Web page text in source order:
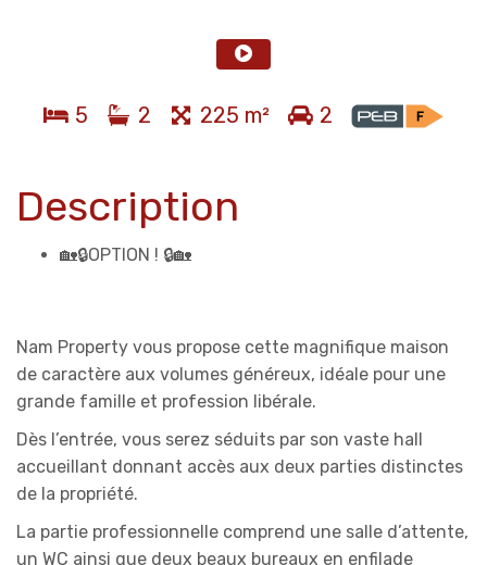
5 2 225 m² 2
Description
🏡🔒OPTION ! 🔒🏡
Nam Property vous propose cette magnifique maison
de caractère aux volumes généreux, idéale pour une
grande famille et profession libérale.
Dès l’entrée, vous serez séduits par son vaste hall
accueillant donnant accès aux deux parties distinctes
de la propriété.
La partie professionnelle comprend une salle d’attente,
un WC ainsi que deux beaux bureaux en enfilade